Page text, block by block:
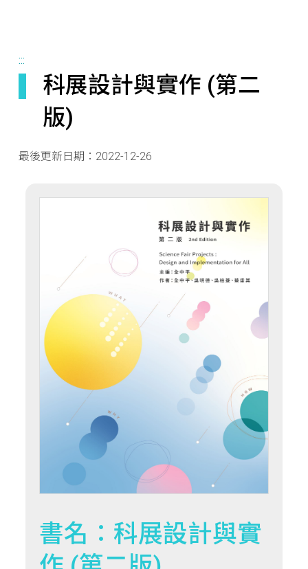
:::
科展設計與實作 (第二
版)
最後更新日期： 2022-12-26
書名：科展設計與實